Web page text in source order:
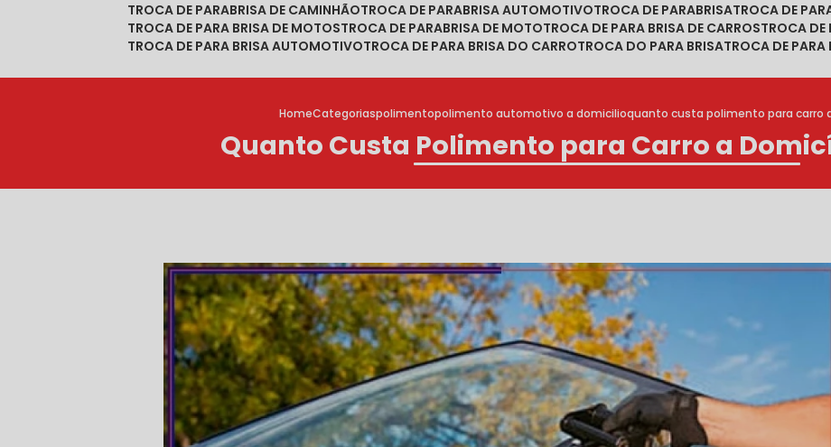
TROCA DE PARABRISA DE CAMINHÃO TROCA DE PARABRISA AUTOMOTIVO TROCA DE PARABRISA TROCA DE
TROCA DE PARA BRISA DE MOTOS TROCA DE PARABRISA DE MOTO TROCA DE PARA BRISA DE CARROS TROCA
TROCA DE PARA BRISA AUTOMOTIVO TROCA DE PARA BRISA DO CARRO TROCA DO PARA BRISA TROCA DE PARA
HomeCategoriaspolimentopolimento automotivo a domicilioquanto custa polimento para carro
Quanto Custa Polimento para Carro a